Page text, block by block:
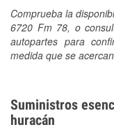
Comprueba la
6720 Fm 78, o
autopartes para
medida que se
Suministros
huracán